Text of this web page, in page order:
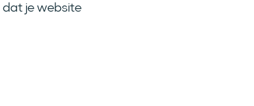
dat je website